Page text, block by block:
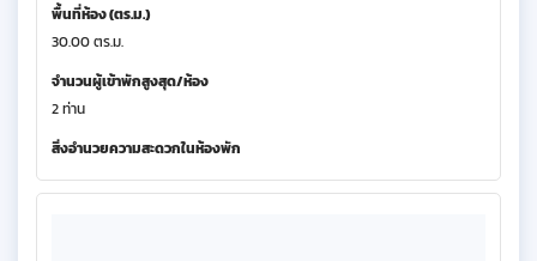
พื้นที่ห้อง (ตร.ม.)
30.00 ตร.ม.
จำนวนผู้เข้าพักสูงสุด/ห้อง
2 ท่าน
สิ่งอำนวยความสะดวกในห้องพัก